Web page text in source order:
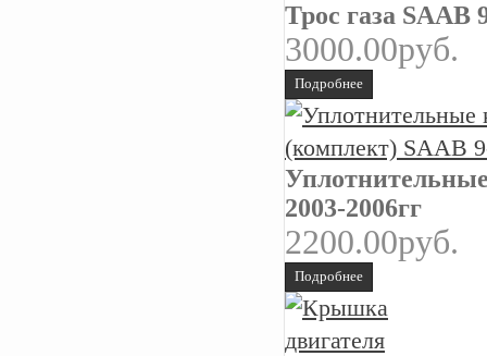
Трос газа SAAB
3000.00руб.
Подробнее
2003-2006гг
2200.00руб.
Подробнее